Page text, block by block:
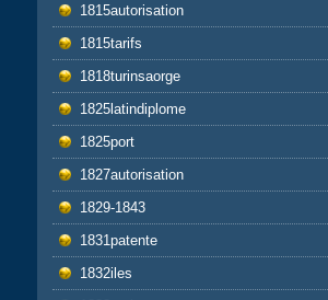
1815autorisation
1815tarifs
1818turinsaorge
1825latindiplome
1825port
1827autorisation
1829-1843
1831patente
1832iles